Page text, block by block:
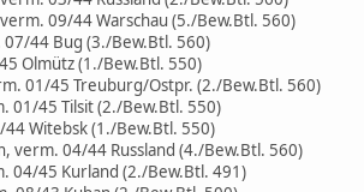
09/44 Warschau (5./Bew.Btl. 560)
44 Bug (3./Bew.Btl. 560)
Olmütz (1./Bew.Btl. 550)
01/45 Treuburg/Ostpr. (2./Bew.Btl. 560)
01/45 Tilsit (2./Bew.Btl. 550)
Witebsk (1./Bew.Btl. 550)
verm. 04/44 Russland (4./Bew.Btl. 560)
04/45 Kurland (2./Bew.Btl. 491)